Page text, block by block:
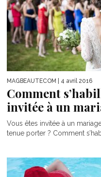
MAGBEAUTECOM | 4 avril 2016
Comment
invitée à un
Vous êtes invitée à un
tenue porter ? Comment